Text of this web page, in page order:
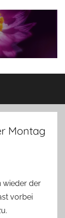
Montag
wieder der
vorbei